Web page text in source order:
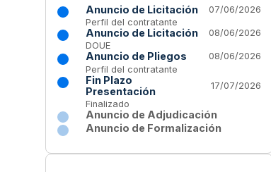
Anuncio de Licitación
07/06/2026
Perfil del contratante
Anuncio de Licitación
08/06/2026
DOUE
Anuncio de Pliegos
08/06/2026
Perfil del contratante
Fin Plazo
Presentación
17/07/2026
Finalizado
Anuncio de Adjudicación
Anuncio de Formalización